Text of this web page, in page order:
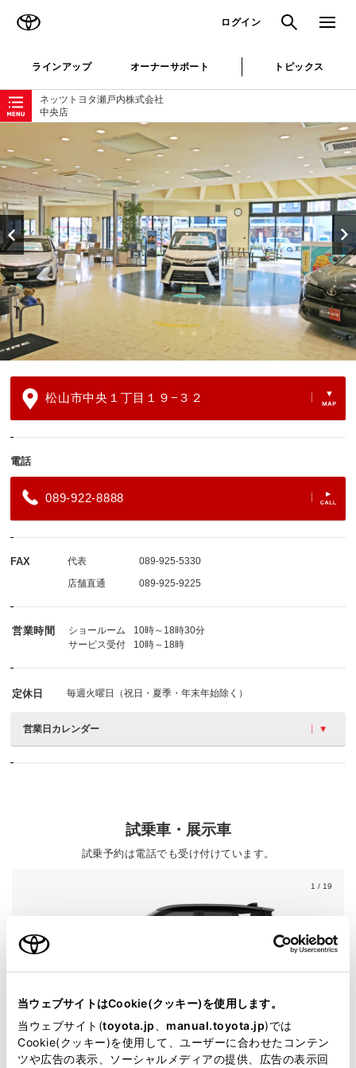
当ウェブサイトはCookie(クッキー)を使用します。
当ウェブサイト(toyota.jp manual.toyota.jp)では
Cookie(クッキー)を使用して、ユーザーに合わせたコンテン
ツや広告の表示、ソーシャルメディアの提供、広告の表示回
ログイン 検索 メニュ
ラインアップ オーナーサポート トピックス
ネッツトヨタ瀬戸内株式会社
中央店
ローカルナビゲーション
松山市中央１丁目１９−３２
電話
089-922-8888
FAX 代表
089-925-5330
店舗直通
089-925-9225
営業時間 ショールーム
10時～18時30分
サービス受付
10時～18時
定休日 毎週火曜日（祝日・夏季・年末年始除く）
営業日カレンダー
試乗車・展示車
試乗予約は電話でも受け付けています。
1 / 19
ライズ
グレード HYBRID Z